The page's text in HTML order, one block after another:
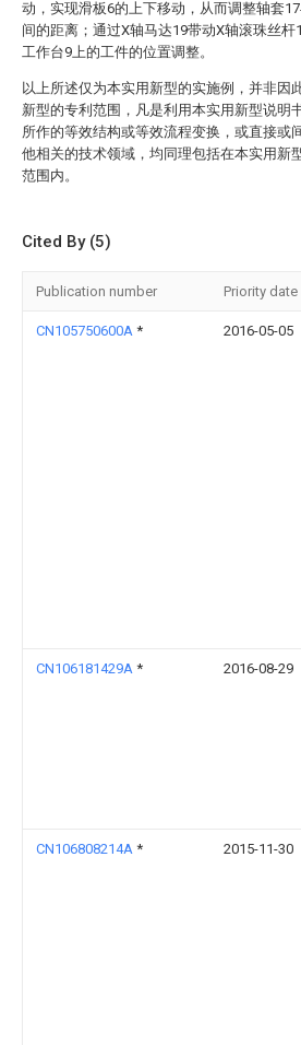
动，实现滑板6的上下移动，从而调整轴套
间的距离；通过X轴马达19带动X轴滚珠丝杆
工作台9上的工件的位置调整。
以上所述仅为本实用新型的实施例，并非因
新型的专利范围，凡是利用本实用新型说明
所作的等效结构或等效流程变换，或直接或
他相关的技术领域，均同理包括在本实用新
范围内。
Cited By (5)
Publication number Priority date
CN105750600A * 2016-05-05
CN106181429A * 2016-08-29
CN106808214A * 2015-11-30